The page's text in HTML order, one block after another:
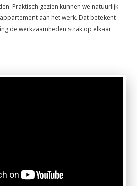
Praktisch gezien kunnen we natuurlijk
aan het werk. Dat betekent
de werkzaamheden strak op elkaar